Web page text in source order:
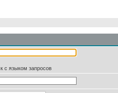
с языком запросов